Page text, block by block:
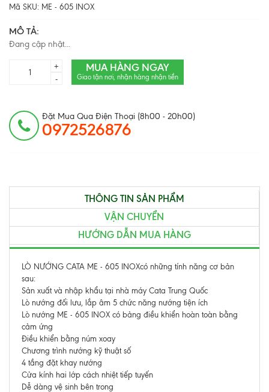
Mã SKU: ME - 605 INOX
MÔ TẢ:
Đang cập nhật...
+
-
MUA HÀNG NGAY
Giao tận nơi, nhận hàng nhận tiền
Đặt Mua Qua Điện Thoại (8h00 - 20h00)
0972526876
THÔNG TIN SẢN PHẨM
VẬN CHUYỂN
HƯỚNG DẪN MUA HÀNG
LÒ NƯỚNG CATA ME - 605 INOXcó những tính năng cơ bản
sau:
Sản xuất và nhập khẩu tại nhà máy Cata Trung Quốc
Lò nướng đối lưu, lắp âm 5 chức năng nướng tiện ích
Lò nướng ME - 605 INOX có bảng điều khiển hoàn toàn bằng
cảm ứng
Điều khiển bằng núm xoay
Chương trình nướng kỹ thuật số
4 tầng đặt khay nướng
Cửa kính hai lớp cách nhiệt tiếp tuyến
Dễ dàng vệ sinh bên trong